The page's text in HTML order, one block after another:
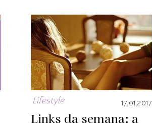
Lifestyle 17.01.2017
Links da semana: a